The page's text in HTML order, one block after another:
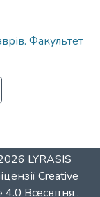
Факультет
LYRASIS
Creative
Всесвітня .